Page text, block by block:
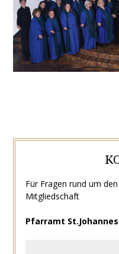
Für Fragen rund um
Mitgliedschaft
Pfarramt St.Johannes